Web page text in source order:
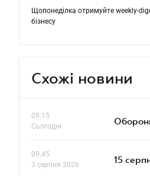
Щопонеділка отримуйте weekly-
бізнесу
Схожі новини
09.15
Сьогодні
09.45
3 серпня 2026
15